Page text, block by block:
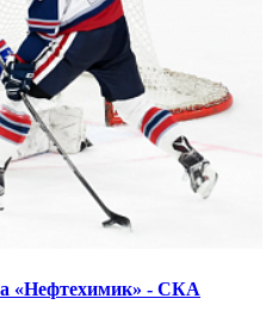
«Нефтехимик» - СКА